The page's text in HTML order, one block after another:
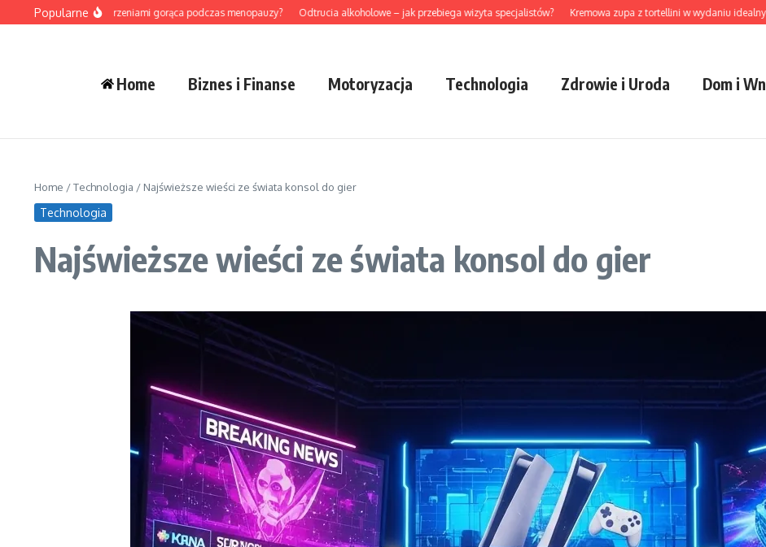
Przejdź do treści
Popularne
radzić sobie z uderzeniami gorąca podczas menopauzy? Odtrucia alkoholowe – jak przebiega wizyta specjalistów? Kremowa zupa z tortellini w wydaniu idealnym krok
Home Biznes i Finanse Motoryzacja Technologia Zdrowie i Uroda Dom i
Home /Technologia / Najświeższe wieści ze świata konsol do gier
Technologia
Najświeższe wieści ze świata konsol do gier